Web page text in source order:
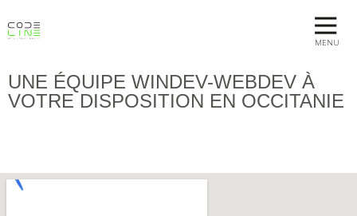
MENU
UNE ÉQUIPE WINDEV-WEBDEV À
VOTRE DISPOSITION EN OCCITANIE